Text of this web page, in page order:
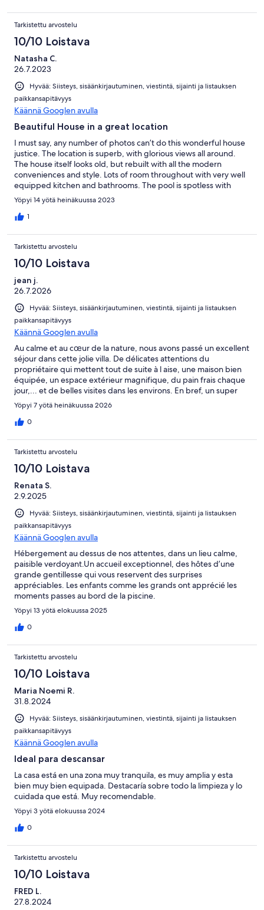
Tarkistettu arvostelu
10/10 Loistava
Natasha C.
26.7.2023
Hyvää: Siisteys, sisäänkirjautuminen, viestintä, sijainti ja listauksen
paikkansapitävyys
Käännä Googlen avulla
Beautiful House in a great location
I must say, any number of photos can’t do this wonderful house
justice. The location is superb, with glorious views all around.
The house itself looks old, but rebuilt with all the modern
conveniences and style. Lots of room throughout with very well
equipped kitchen and bathrooms. The pool is spotless with
great shade available. The outdoor cooking and eating options
are superb. And finally the hosts were fantastic. I loved the extra
touch of fresh bread in the postbox outside the gate every
would strongly recommend this house to anyone.
Yöpyi 14 yötä heinäkuussa 2023
1
Tarkistettu arvostelu
10/10 Loistava
jean j.
26.7.2026
Hyvää: Siisteys, sisäänkirjautuminen, viestintä, sijainti ja listauksen
paikkansapitävyys
Käännä Googlen avulla
Au calme et au cœur de la nature, nous avons passé un excellent
séjour dans cette jolie villa. De délicates attentions du
propriétaire qui mettent tout de suite à l aise, une maison bien
équipée, un espace extérieur magnifique, du pain frais chaque
jour,... et de belles visites dans les environs. En bref, un super
séjour
Yöpyi 7 yötä heinäkuussa 2026
0
Tarkistettu arvostelu
10/10 Loistava
Renata S.
2.9.2025
Hyvää: Siisteys, sisäänkirjautuminen, viestintä, sijainti ja listauksen
paikkansapitävyys
Käännä Googlen avulla
Hébergement au dessus de nos attentes, dans un lieu calme,
paisible verdoyant.Un accueil exceptionnel, des hôtes d’une
grande gentillesse qui vous reservent des surprises
appréciables. Les enfants comme les grands ont apprécié les
moments passes au bord de la piscine.
Yöpyi 13 yötä elokuussa 2025
0
Tarkistettu arvostelu
10/10 Loistava
Maria Noemi R.
31.8.2024
Hyvää: Siisteys, sisäänkirjautuminen, viestintä, sijainti ja listauksen
paikkansapitävyys
Käännä Googlen avulla
Ideal para descansar
La casa está en una zona muy tranquila, es muy amplia y esta
bien muy bien equipada. Destacaría sobre todo la limpieza y lo
cuidada que está. Muy recomendable.
Yöpyi 3 yötä elokuussa 2024
0
Tarkistettu arvostelu
10/10 Loistava
FRED L.
27.8.2024